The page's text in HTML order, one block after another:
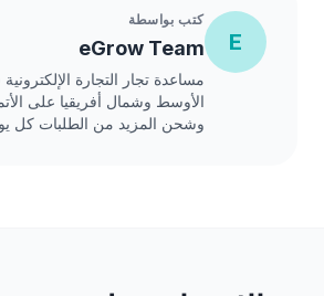
E
كتب بواسطة
eGrow Team
مساعدة تجار التجارة
الأوسط وشمال أفريقيا على
وشحن المزيد من الطلبات كل